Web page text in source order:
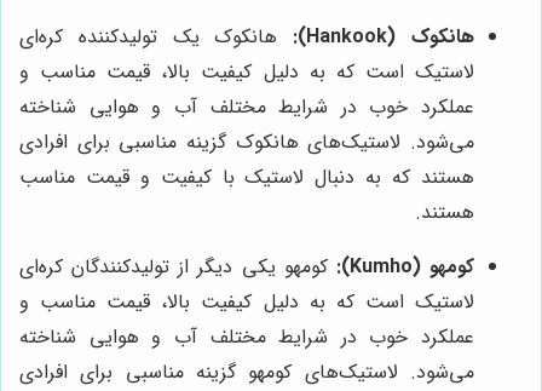
هانکوک (Hankook):
هانکوک یک تولیدکننده کره‌ای
لاستیک است که به دلیل کیفیت بالا، قیمت مناسب و
عملکرد خوب در شرایط مختلف آب و هوایی شناخته
می‌شود. لاستیک‌های هانکوک گزینه مناسبی برای افرادی
هستند که به دنبال لاستیک با کیفیت و قیمت مناسب
هستند.
کومهو (Kumho):
کومهو یکی دیگر از تولیدکنندگان کره‌ای
لاستیک است که به دلیل کیفیت بالا، قیمت مناسب و
عملکرد خوب در شرایط مختلف آب و هوایی شناخته
می‌شود. لاستیک‌های کومهو گزینه مناسبی برای افرادی